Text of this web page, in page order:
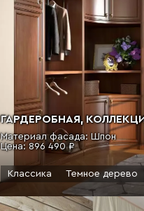
ГАРДЕРОБНАЯ,
Материал фасада: Шпон
Цена: 896 490 ₽
Классика Темное дерево